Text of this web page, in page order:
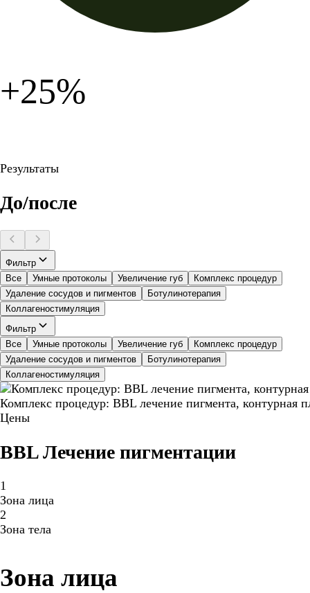
+25%
Результаты
До/после
Фильтр
Все
Умные протоколы Увеличение губ
Комплекс процедур
Удаление сосудов и пигментов
Ботулинотерапия
Коллагеностимуляция
Фильтр
Все
Умные протоколы Увеличение губ
Комплекс процедур
Удаление сосудов и пигментов
Ботулинотерапия
Коллагеностимуляция
Комплекс процедур: BBL лечение пигмента, контурная
Цены
BBL Лечение пигментации
1
Зона лица
2
Зона тела
Зона лица